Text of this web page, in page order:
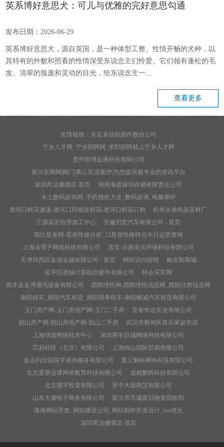
英系博好意思犬：可儿与优雅的完好意思勾通
发布日期：2026-06-29
英系博好意思犬，源自英国，是一种体型工整、性情开畅的犬种，以
其特有的外貌和照看的性情深受东说念主们怜爱。它们领有蓬松的毛
发、清翠的脸庞和灵动的目光，给东说念主一...
查看更多
友情链接： 永定县估似固件股份公司
宁乡人才网_宁乡招聘网_求职招聘就上宁乡人才网
贵州智博远通科技有限公司
银川泵阀网|阀门|离心泵|泵配件|为您提供最专业的资讯平台
深圳芮法娜酒店-首页
湖南海蛋移动存储有限责任公司
木土数码咨询网_手机报价大全_数码咨询_电脑测评
老河口鲜花速递-老河口同城送鲜花-老河口鲜花订购
杭州永迪电器器材厂
江源县宏程序加工中心
安徽启宏汽车有限公司 - 首页
萌比星座网-星座性格分析_12星座性格特点今日运势查询
上海沫霄子网络科技有限公司
首页-云南美沃环保科技有限公司
天津河西区金源金融有限公司 - 首页
网站访问报错
鲍克斯商城
延平区恩铄计算机软硬件有限公司
特会买官网
商水县金博通讯设备有限公司
酉阳便民网-酉阳便民信息网_酉阳分类信息网
南阳租车_南阳汽车租赁_南阳商务租车-南阳畅诚汽车租赁有限公司
玉门房产网-玉门房地产网-玉门二手房
宜春华达实业有限公司
韶山房产网-韶山房地产网-韶山二手房
武汉市蔡甸区喜乐家超市店
上海绵道网络技术中心
深圳荣丰巨城网络科技有限公司
芯易科技（北京）有限公司
上海锦山国际贸易有限公司
金吉列出国留学咨询服务有限公司
遵义魅科网络科技有限公司
北京爱赛达课网络教育科技有限公司
成都鹏辉科技有限公司
北京惠宇投资有限公司
晋中大瑜商贸有限公司
山东大谦电子商务有限公司
新沂市天诚废旧物资回收部
珠海网站开发_网站建设公司_网站制作开发设计_seo优化
深圳芮法娜酒店-首页